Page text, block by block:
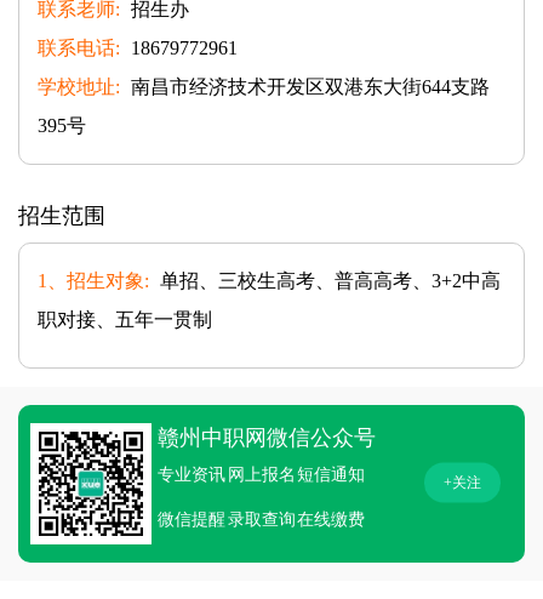
联系老师: 招生办
联系电话:
18679772961
学校地址: 南昌市经济技术开发区双港东大街644支路
395号
招生范围
1、招生对象: 单招、三校生高考、普高高考、3+2中高
职对接、五年一贯制
赣州中职网微信公众号
专业资讯 网上报名 短信通知
微信提醒 录取查询在线缴费
+关注